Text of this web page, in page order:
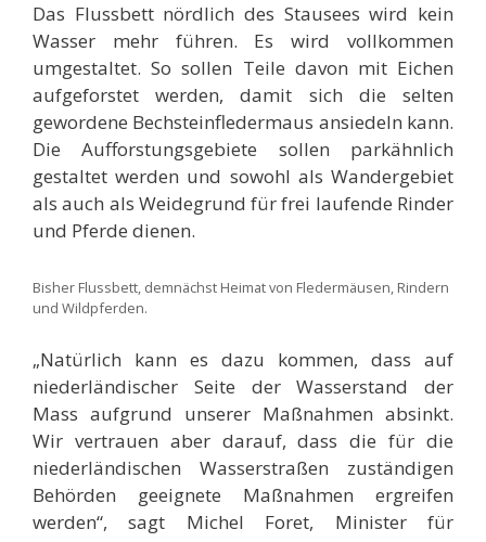
Das Flussbett nördlich des Stausees wird kein
Wasser mehr führen. Es wird vollkommen
umgestaltet. So sollen Teile davon mit Eichen
aufgeforstet werden, damit sich die selten
gewordene Bechsteinfledermaus ansiedeln kann.
Die Aufforstungsgebiete sollen parkähnlich
gestaltet werden und sowohl als Wandergebiet
als auch als Weidegrund für frei laufende Rinder
und Pferde dienen.
Bisher Flussbett, demnächst Heimat von Fledermäusen, Rindern
und Wildpferden.
„Natürlich kann es dazu kommen, dass auf
niederländischer Seite der Wasserstand der
Mass aufgrund unserer Maßnahmen absinkt.
Wir vertrauen aber darauf, dass die für die
niederländischen Wasserstraßen zuständigen
Behörden geeignete Maßnahmen ergreifen
werden“, sagt Michel Foret, Minister für